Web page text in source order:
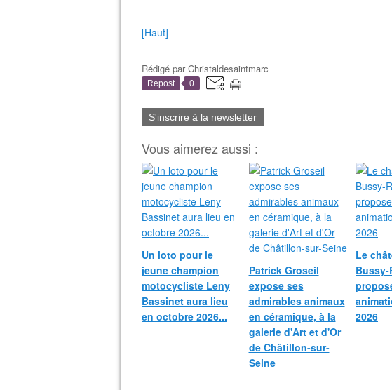
[Haut]
Rédigé parChristaldesaintmarc
Repost 0
S'inscrire à la newsletter
Vous aimerez aussi :
Un loto pour le
jeune champion
motocycliste Leny
Bassinet aura lieu
en octobre 2026...
Patrick Groseil
expose ses
admirables animaux
en céramique, à la
galerie d'Art et d'Or
de Châtillon-sur-
Seine
Le
2026